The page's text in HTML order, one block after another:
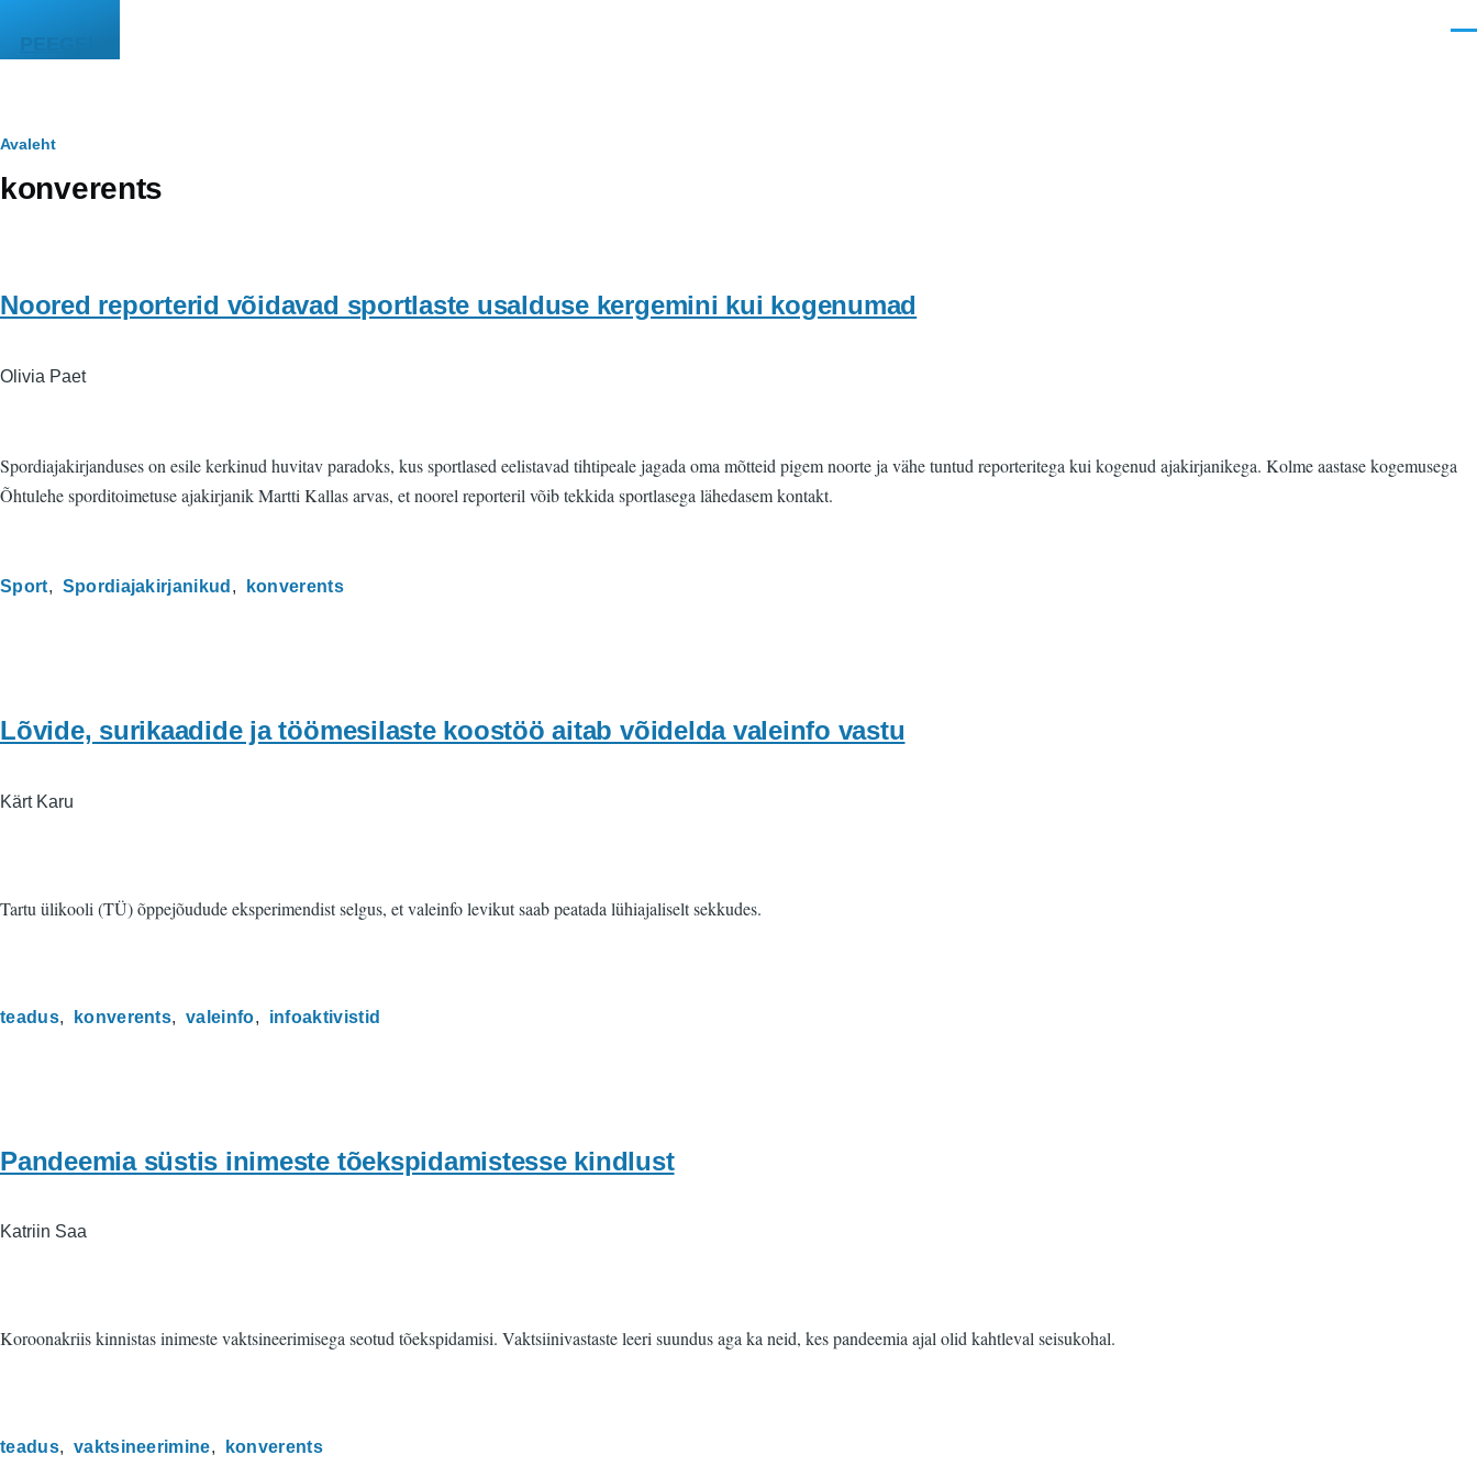
PEEGEL
Leivapuru
Avaleht
konverents
Noored reporterid võidavad sportlaste usalduse kergemini kui kogenumad
Olivia Paet
Spordiajakirjanduses on esile kerkinud huvitav paradoks, kus sportlased eelistavad tihtipeale jagada oma mõtteid pigem noorte ja vähe tuntud reporteritega kui kogenud ajakirjanikega. Kolme aastase kogemusega
Õhtulehe sporditoimetuse ajakirjanik Martti Kallas arvas, et noorel reporteril võib tekkida sportlasega lähedasem kontakt.
Sport Spordiajakirjanikud konverents
Lõvide, surikaadide ja töömesilaste koostöö aitab võidelda valeinfo vastu
Kärt Karu
Tartu ülikooli (TÜ) õppejõudude eksperimendist selgus, et valeinfo levikut saab peatada lühiajaliselt sekkudes.
teadus konverents valeinfo infoaktivistid
Pandeemia süstis inimeste tõekspidamistesse kindlust
Katriin Saa
Koroonakriis kinnistas inimeste vaktsineerimisega seotud tõekspidamisi. Vaktsiinivastaste leeri suundus aga ka neid, kes pandeemia ajal olid kahtleval seisukohal.
teadus vaktsineerimine konverents